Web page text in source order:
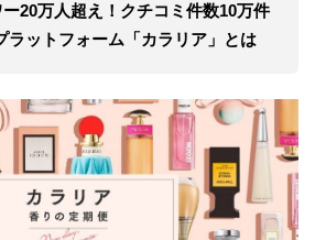
20万人超え！クチコミ件数10万件
ラットフォーム「カラリア」とは